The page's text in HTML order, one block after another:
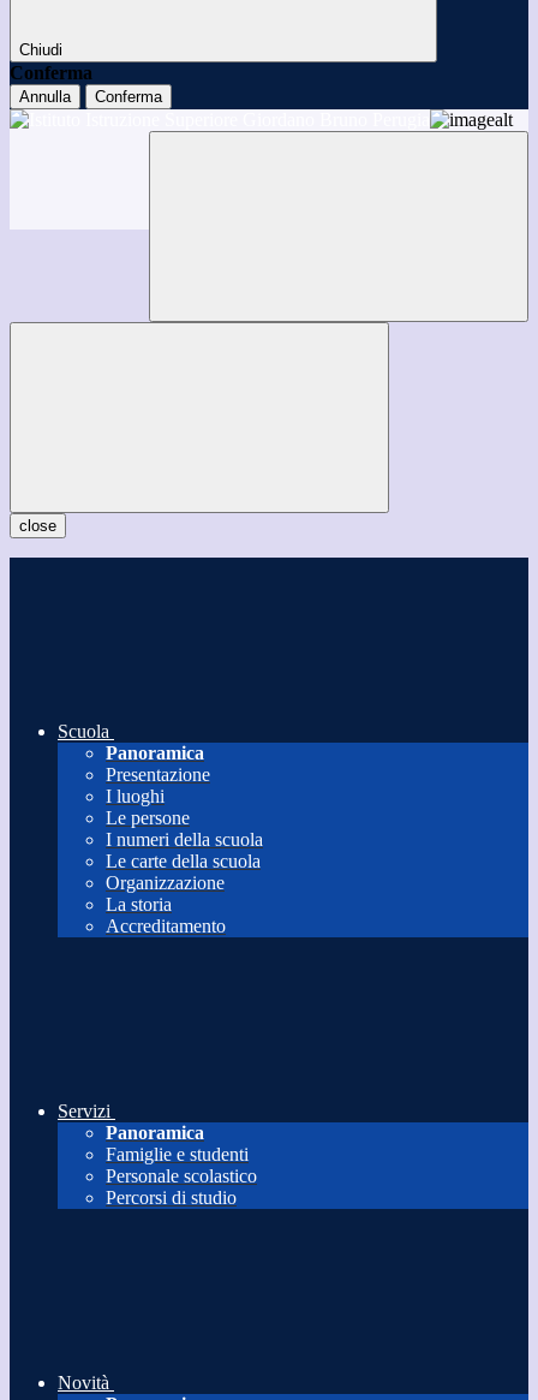
Chiudi
Conferma
Annulla Conferma
close
Scuola
Panoramica
Presentazione
I luoghi
Le persone
I numeri della scuola
Le carte della scuola
Organizzazione
La storia
Accreditamento
Servizi
Panoramica
Famiglie e studenti
Personale scolastico
Percorsi di studio
Novità